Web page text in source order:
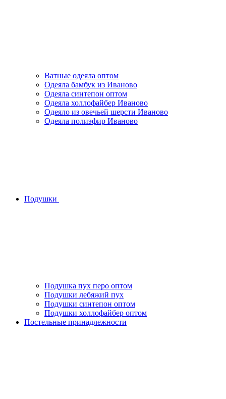
Ватные одеяла оптом
Одеяла бамбук из Иваново
Одеяла синтепон оптом
Одеяла холлофайбер Иваново
Одеяло из овечьей шерсти Иваново
Одеяла полиэфир Иваново
Подушки
Подушка пух перо оптом
Подушки лебяжий пух
Подушки синтепон оптом
Подушки холлофайбер оптом
Постельные принадлежности